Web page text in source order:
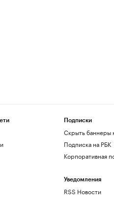
Подписки
Скрыть баннеры
Подписка на РБК
Корпоративная
Уведомления
RSS Новости